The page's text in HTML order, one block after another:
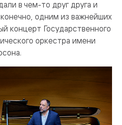
в чем-то друг друга и
одним из важнейших
концерт Государственного
оркестра имени